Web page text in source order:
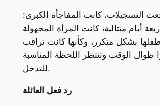
التسجيلات، كانت المفاجأة الكبرى:
أيام متتالية، كانت المرأة المجهولة
بشكل متكرر، وكأنها كانت تراقب
طوال الوقت وتنتظر اللحظة المناسبة
للتدخل.
رد فعل العائلة